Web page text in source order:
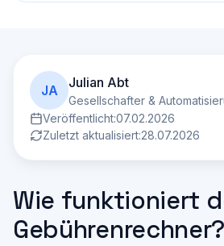
JA
Julian Abt
Gesellschafter &
Veröffentlicht:07.02.2026
Zuletzt aktualisiert:28.07.2026
Wie funktioniert
Gebührenrechner?